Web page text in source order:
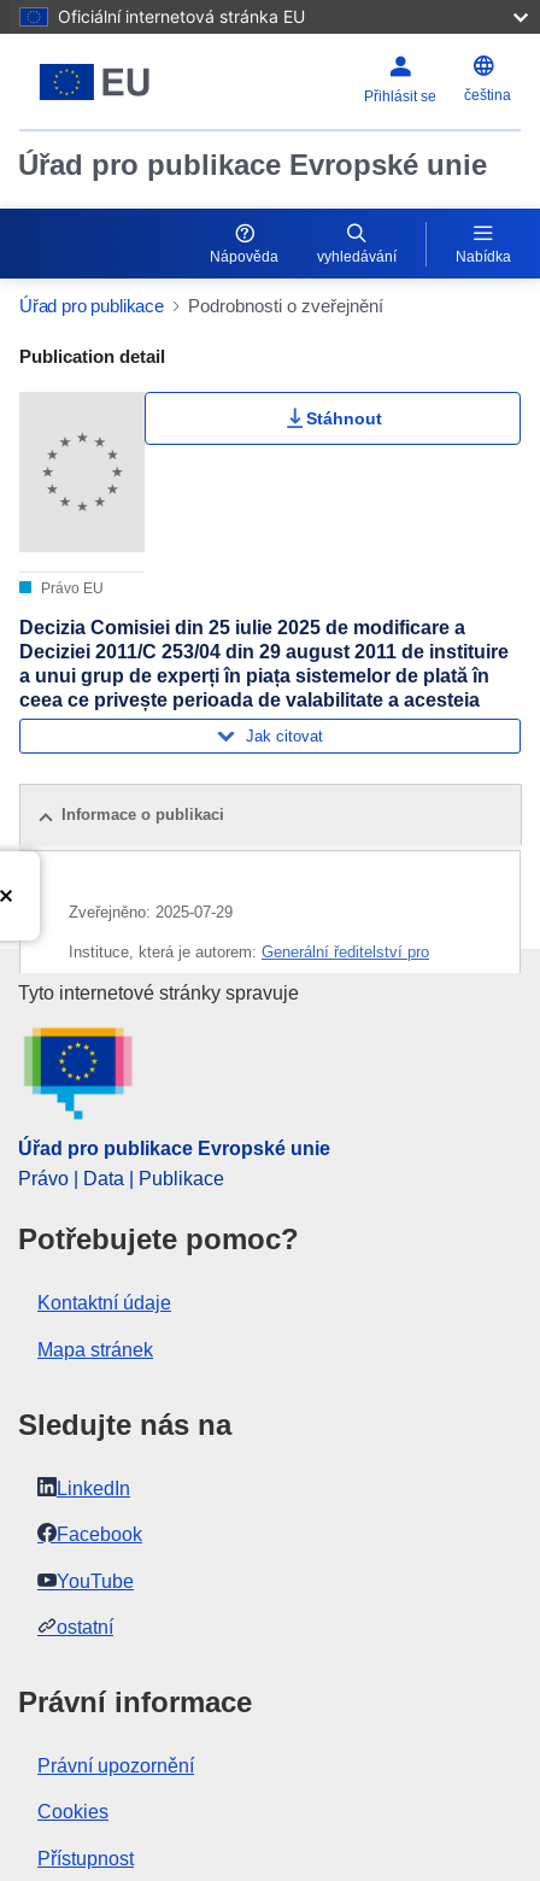
Oficiální internetová stránka EU
Přihlásit se čeština
Úřad pro publikace Evropské unie
Nápověda vyhledávání Nabídka
Úřad pro publikace Podrobnosti o zveřejnění
Publication Detail Actions Portlet
Publication detail
Právo EU
Stáhnout
Decizia Comisiei din 25 iulie 2025 de modificare a
Deciziei 2011/C 253/04 din 29 august 2011 de instituire
a unui grup de experți în piața sistemelor de plată în
ceea ce privește perioada de valabilitate a acesteia
Jak citovat
Informace o publikaci
Zveřejněno: 2025-07-29
Instituce, která je autorem: Generální ředitelství pro
finanční stabilitu, finanční služby a unii kapitálových trhů
Téma:
ELI :C/2025/4118/oj
OJ : C_202504118
pdfa2a
Úřad pro publikace Evropské
Tyto internetové stránky spravuje
Úřad pro publikace Evropské unie
Právo | Data | Publikace
Potřebujete pomoc?
Kontaktní údaje
Mapa stránek
Sledujte nás na
LinkedIn
Facebook
YouTube
ostatní
Právní informace
Právní upozornění
Cookies
Přístupnost